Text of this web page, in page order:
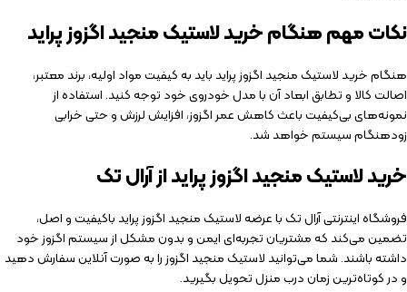
نکات مهم هنگام خرید لاستیک منجید اگزوز پراید
هنگام خرید لاستیک منجید اگزوز پراید باید به کیفیت مواد اولیه، برند معتبر،
اصالت کالا و تطابق ابعاد آن با مدل خودروی خود توجه کنید. استفاده از
نمونه‌های بی‌کیفیت باعث کاهش عمر اگزوز، افزایش لرزش و حتی خرابی
زودهنگام سیستم خواهد شد.
خرید لاستیک منجید اگزوز پراید از آرال تک
فروشگاه اینترنتی آرال تک با عرضه لاستیک منجید اگزوز پراید باکیفیت و اصل،
تضمین می‌کند که مشتریان تجربه‌ای ایمن و بدون مشکل از سیستم اگزوز خود
داشته باشند. شما می‌توانید لاستیک منجید اگزوز را به صورت آنلاین سفارش دهید
و در کوتاه‌ترین زمان درب منزل تحویل بگیرید.